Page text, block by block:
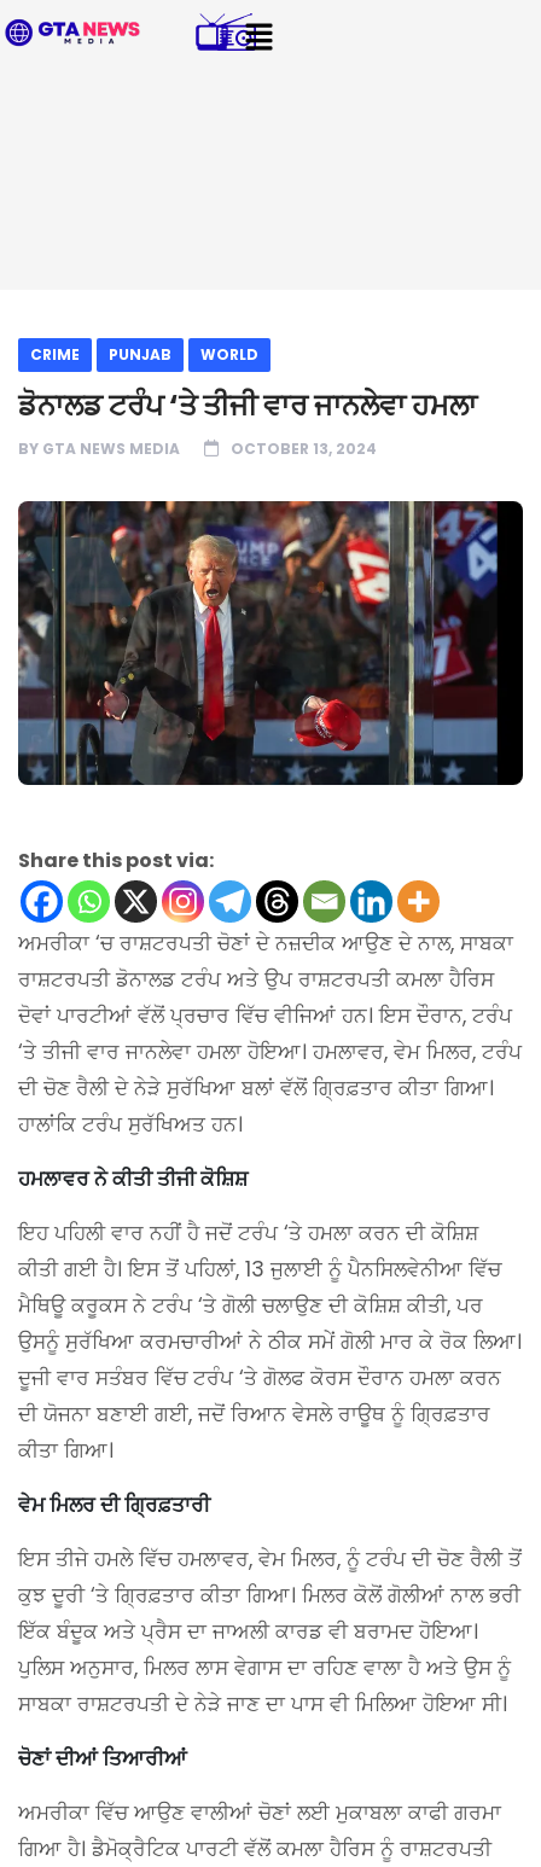
CRIME PUNJAB WORLD
ਡੋਨਾਲਡ ਟਰੰਪ ‘ਤੇ ਤੀਜੀ ਵਾਰ ਜਾਨਲੇਵਾ ਹਮਲਾ
BY GTA NEWS MEDIA OCTOBER 13, 2024
Share this post via:
ਅਮਰੀਕਾ ‘ਚ ਰਾਸ਼ਟਰਪਤੀ ਚੋਣਾਂ ਦੇ ਨਜ਼ਦੀਕ ਆਉਣ ਦੇ ਨਾਲ, ਸਾਬਕਾ
ਰਾਸ਼ਟਰਪਤੀ ਡੋਨਾਲਡ ਟਰੰਪ ਅਤੇ ਉਪ ਰਾਸ਼ਟਰਪਤੀ ਕਮਲਾ ਹੈਰਿਸ
ਦੋਵਾਂ ਪਾਰਟੀਆਂ ਵੱਲੋਂ ਪ੍ਰਚਾਰ ਵਿੱਚ ਵੀਜਿਆਂ ਹਨ। ਇਸ ਦੌਰਾਨ, ਟਰੰਪ
‘ਤੇ ਤੀਜੀ ਵਾਰ ਜਾਨਲੇਵਾ ਹਮਲਾ ਹੋਇਆ। ਹਮਲਾਵਰ, ਵੇਮ ਮਿਲਰ, ਟਰੰਪ
ਦੀ ਚੋਣ ਰੈਲੀ ਦੇ ਨੇੜੇ ਸੁਰੱਖਿਆ ਬਲਾਂ ਵੱਲੋਂ ਗ੍ਰਿਫ਼ਤਾਰ ਕੀਤਾ ਗਿਆ।
ਹਾਲਾਂਕਿ ਟਰੰਪ ਸੁਰੱਖਿਅਤ ਹਨ।
ਹਮਲਾਵਰ ਨੇ ਕੀਤੀ ਤੀਜੀ ਕੋਸ਼ਿਸ਼
ਇਹ ਪਹਿਲੀ ਵਾਰ ਨਹੀਂ ਹੈ ਜਦੋਂ ਟਰੰਪ ‘ਤੇ ਹਮਲਾ ਕਰਨ ਦੀ ਕੋਸ਼ਿਸ਼
ਕੀਤੀ ਗਈ ਹੈ। ਇਸ ਤੋਂ ਪਹਿਲਾਂ, 13 ਜੁਲਾਈ ਨੂੰ ਪੈਨਸਿਲਵੇਨੀਆ ਵਿੱਚ
ਮੈਥਿਊ ਕਰੂਕਸ ਨੇ ਟਰੰਪ ‘ਤੇ ਗੋਲੀ ਚਲਾਉਣ ਦੀ ਕੋਸ਼ਿਸ਼ ਕੀਤੀ, ਪਰ
ਉਸਨੂੰ ਸੁਰੱਖਿਆ ਕਰਮਚਾਰੀਆਂ ਨੇ ਠੀਕ ਸਮੇਂ ਗੋਲੀ ਮਾਰ ਕੇ ਰੋਕ ਲਿਆ।
ਦੂਜੀ ਵਾਰ ਸਤੰਬਰ ਵਿੱਚ ਟਰੰਪ ‘ਤੇ ਗੋਲਫ ਕੋਰਸ ਦੌਰਾਨ ਹਮਲਾ ਕਰਨ
ਦੀ ਯੋਜਨਾ ਬਣਾਈ ਗਈ, ਜਦੋਂ ਰਿਆਨ ਵੇਸਲੇ ਰਾਊਥ ਨੂੰ ਗ੍ਰਿਫ਼ਤਾਰ
ਕੀਤਾ ਗਿਆ।
ਵੇਮ ਮਿਲਰ ਦੀ ਗ੍ਰਿਫ਼ਤਾਰੀ
ਇਸ ਤੀਜੇ ਹਮਲੇ ਵਿੱਚ ਹਮਲਾਵਰ, ਵੇਮ ਮਿਲਰ, ਨੂੰ ਟਰੰਪ ਦੀ ਚੋਣ ਰੈਲੀ ਤੋਂ
ਕੁਝ ਦੂਰੀ ‘ਤੇ ਗ੍ਰਿਫ਼ਤਾਰ ਕੀਤਾ ਗਿਆ। ਮਿਲਰ ਕੋਲੋਂ ਗੋਲੀਆਂ ਨਾਲ ਭਰੀ
ਇੱਕ ਬੰਦੂਕ ਅਤੇ ਪ੍ਰੈਸ ਦਾ ਜਾਅਲੀ ਕਾਰਡ ਵੀ ਬਰਾਮਦ ਹੋਇਆ।
ਪੁਲਿਸ ਅਨੁਸਾਰ, ਮਿਲਰ ਲਾਸ ਵੇਗਾਸ ਦਾ ਰਹਿਣ ਵਾਲਾ ਹੈ ਅਤੇ ਉਸ ਨੂੰ
ਸਾਬਕਾ ਰਾਸ਼ਟਰਪਤੀ ਦੇ ਨੇੜੇ ਜਾਣ ਦਾ ਪਾਸ ਵੀ ਮਿਲਿਆ ਹੋਇਆ ਸੀ।
ਚੋਣਾਂ ਦੀਆਂ ਤਿਆਰੀਆਂ
ਅਮਰੀਕਾ ਵਿੱਚ ਆਉਣ ਵਾਲੀਆਂ ਚੋਣਾਂ ਲਈ ਮੁਕਾਬਲਾ ਕਾਫੀ ਗਰਮਾ
ਗਿਆ ਹੈ। ਡੈਮੋਕ੍ਰੈਟਿਕ ਪਾਰਟੀ ਵੱਲੋਂ ਕਮਲਾ ਹੈਰਿਸ ਨੂੰ ਰਾਸ਼ਟਰਪਤੀ